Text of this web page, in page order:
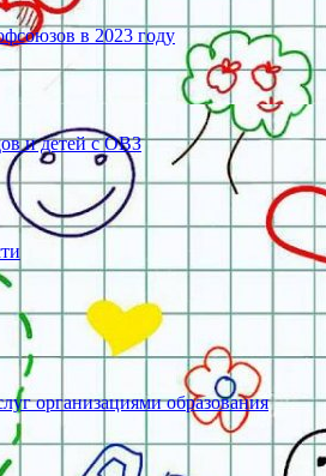
в 2023 году
и детей с ОВЗ
организациями образования